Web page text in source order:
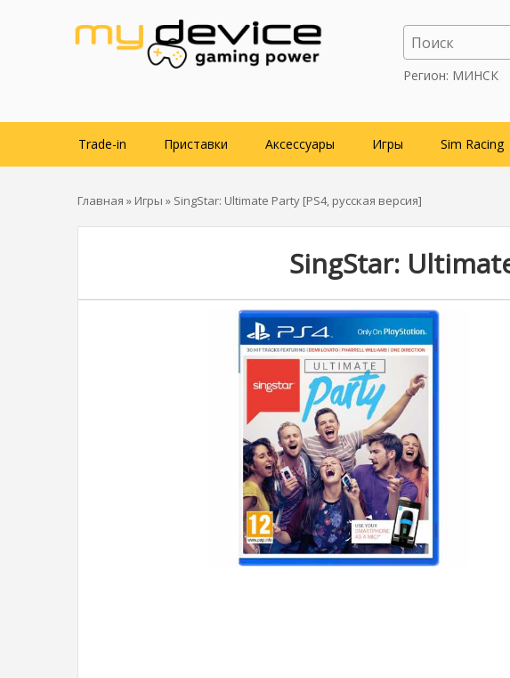
Регион: МИНСК
Trade-in Приставки Аксессуары Игры Sim Racing
Главная » Игры » SingStar: Ultimate Party [PS4, русская версия]
SingStar: